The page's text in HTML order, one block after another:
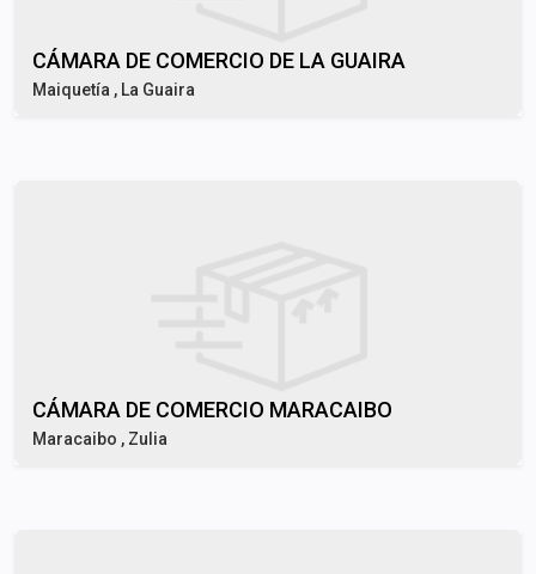
CÁMARA DE COMERCIO DE LA GUAIRA
Maiquetía , La Guaira
CÁMARA DE COMERCIO MARACAIBO
Maracaibo , Zulia